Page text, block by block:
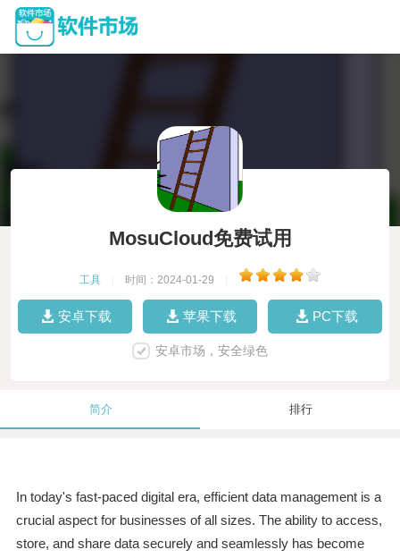
MosuCloud免费试用
工具 时间：2024-01-29
安卓下载 苹果下载 PC下载
安卓市场，安全绿色
简介 排行
In today's fast-paced digital era, efficient data management is a
crucial aspect for businesses of all sizes. The ability to access,
store, and share data securely and seamlessly has become